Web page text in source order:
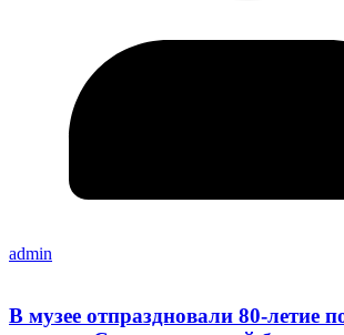
admin
В музее отпраздновали 80-летие